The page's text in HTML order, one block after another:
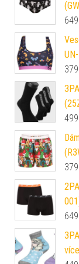
649
379
499
379
649